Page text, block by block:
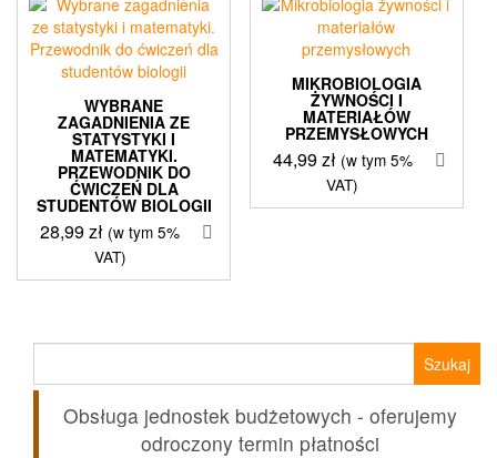
WYBRANE
ZAGADNIENIA ZE
STATYSTYKI I
MATEMATYKI.
PRZEWODNIK DO
ĆWICZEŃ DLA
STUDENTÓW BIOLOGII
28,99zł (w tym 5%
VAT)
MIKROBIOLOGIA
ŻYWNOŚCI I
MATERIAŁÓW
PRZEMYSŁOWYCH
44,99zł (w tym 5%
VAT)
Obsługa jednostek budżetowych - oferujemy
odroczony termin płatności